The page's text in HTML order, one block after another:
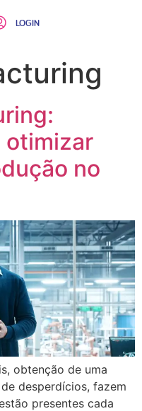
LOGIN
otimizar
no
obtenção de uma
desperdícios, fazem
presentes cada